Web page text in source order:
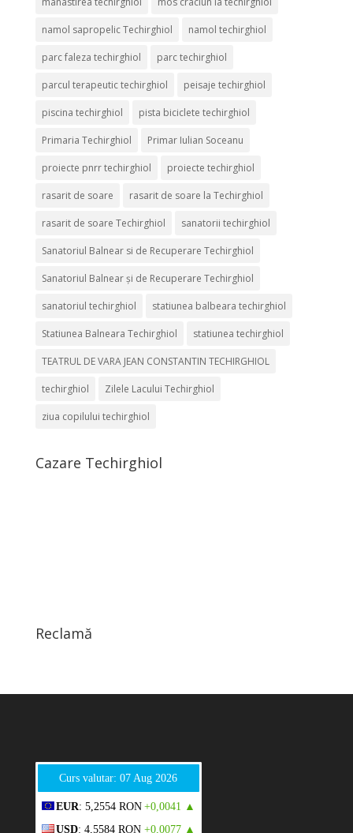
namol sapropelic Techirghiol namol techirghiol
parc faleza techirghiol parc techirghiol
parcul terapeutic techirghiol peisaje techirghiol
piscina techirghiol pista biciclete techirghiol
Primaria Techirghiol Primar Iulian Soceanu
proiecte pnrr techirghiol proiecte techirghiol
rasarit de soare rasarit de soare la Techirghiol
rasarit de soare Techirghiol sanatorii techirghiol
Sanatoriul Balnear si de Recuperare Techirghiol
Sanatoriul Balnear și de Recuperare Techirghiol
sanatoriul techirghiol statiunea balbeara techirghiol
Statiunea Balneara Techirghiol statiunea techirghiol
TEATRUL DE VARA JEAN CONSTANTIN TECHIRGHIOL
techirghiol Zilele Lacului Techirghiol
ziua copilului techirghiol
Cazare Techirghiol
Reclamă
Curs valutar: 07 Aug 2026
EUR: 5,2554 RON +0,0041 ▲
USD: 4,5584 RON +0,0077 ▲